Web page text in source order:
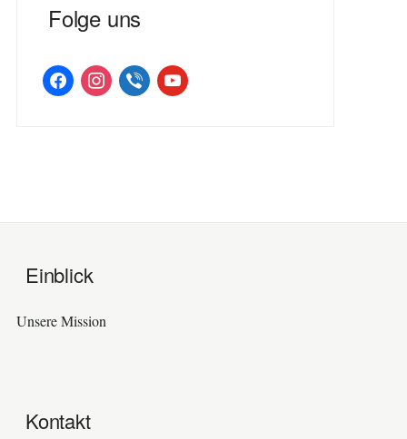
Folge uns
facebookinstagramviber youtube
Einblick
Unsere Mission
Kontakt